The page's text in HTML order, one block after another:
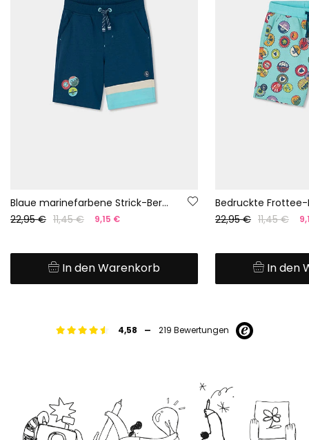
Blaue marinefarbene Strick-Bermuda.
22,95 € 11,45 € 9,15 €
In den Warenkorb
Bedruckte
22,95 € 11,45 €
In den
4,58 - 219 Bewertungen